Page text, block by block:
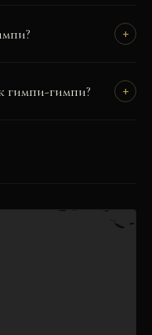
+
гимпи-гимпи? +